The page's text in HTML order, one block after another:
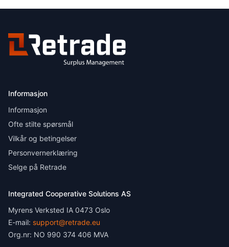
Informasjon
Informasjon
Ofte stilte spørsmål
Vilkår og betingelser
Personvernerklæring
Selge på Retrade
Integrated Cooperative Solutions AS
Myrens Verksted IA 0473 Oslo
E-mail: support@retrade.eu
Org.nr: NO 990 374 406 MVA